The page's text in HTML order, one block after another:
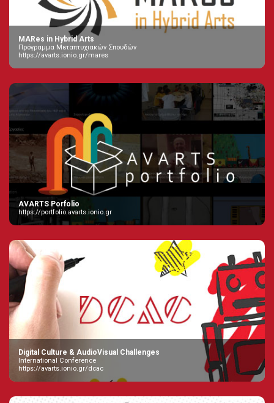
MARes in Hybrid Arts
Πρόγραμμα Μεταπτυχιακών Σπουδών
https://avarts.ionio.gr/mares
AVARTS Porfolio
https://portfolio.avarts.ionio.gr
Digital Culture & AudioVisual Challenges
International Conference
https://avarts.ionio.gr/dcac